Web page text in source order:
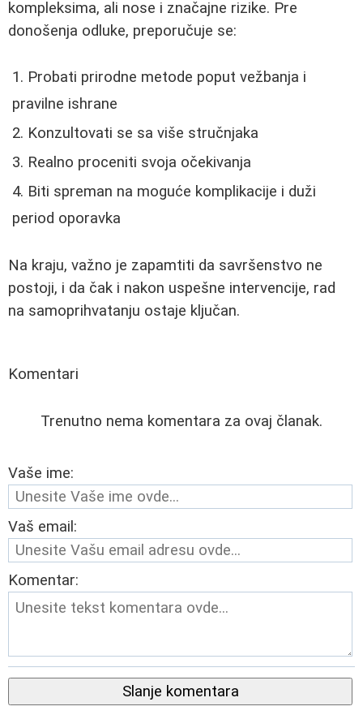
kompleksima, ali nose i značajne rizike. Pre
donošenja odluke, preporučuje se:
Probati prirodne metode poput vežbanja i
pravilne ishrane
Konzultovati se sa više stručnjaka
Realno proceniti svoja očekivanja
Biti spreman na moguće komplikacije i duži
period oporavka
Na kraju, važno je zapamtiti da savršenstvo ne
postoji, i da čak i nakon uspešne intervencije, rad
na samoprihvatanju ostaje ključan.
Komentari
Trenutno nema komentara za ovaj članak.
Vaše ime:
Vaš email:
Komentar:
Slanje komentara